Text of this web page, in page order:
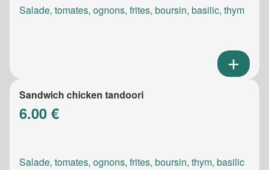
Salade, tomates, ognons, frites, boursin, basilic, thym
Sandwich chicken tandoori
6.00 €
Salade, tomates, ognons, frites, boursin, thym, basilic